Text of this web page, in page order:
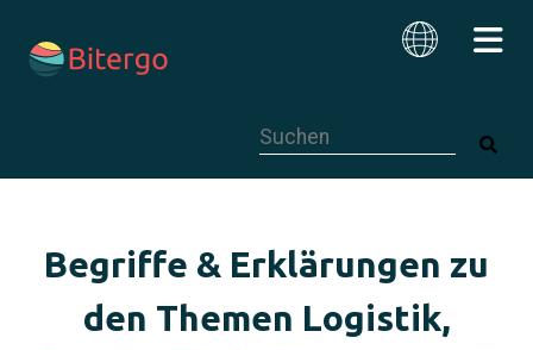
Begriffe & Erklärungen zu
den Themen Logistik,